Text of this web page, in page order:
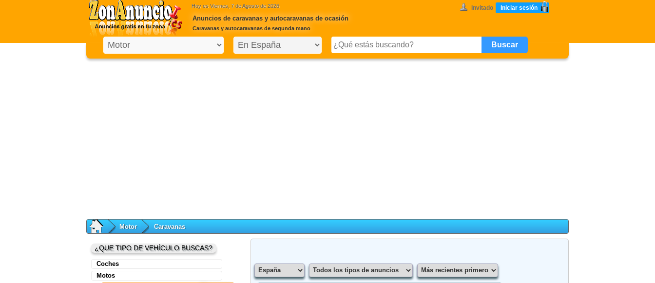
Hoy es Viernes, 7 de Agosto de 2026 Invitado Iniciar sesión
Anuncios de caravanas y autocaravanas de ocasión
Caravanas y autocaravanas de segunda mano
Motor Caravanas
¿QUE TIPO DE VEHÍCULO BUSCAS?
Coches
Motos